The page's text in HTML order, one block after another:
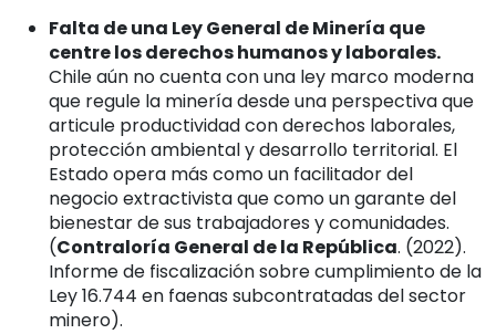
Falta de una Ley General de Minería que
centre los derechos humanos y laborales.
Chile aún no cuenta con una ley marco moderna
que regule la minería desde una perspectiva que
articule productividad con derechos laborales,
protección ambiental y desarrollo territorial. El
Estado opera más como un facilitador del
negocio extractivista que como un garante del
bienestar de sus trabajadores y comunidades.
(Contraloría General de la República. (2022).
Informe de fiscalización sobre cumplimiento de la
Ley 16.744 en faenas subcontratadas del sector
minero).